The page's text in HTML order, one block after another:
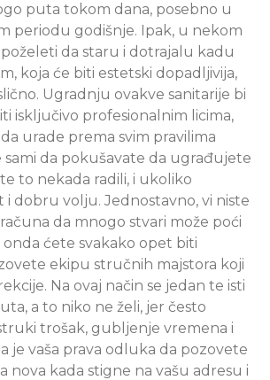
puta tokom dana, posebno u
periodu godišnje. Ipak, u nekom
da staru i dotrajalu kadu
koja će biti estetski dopadljivija,
Ugradnju ovakve sanitarije bi
isključivo profesionalnim licima,
urade prema svim pravilima
da pokušavate da ugrađujete
to nekada radili, i ukoliko
i dobru volju. Jednostavno, vi niste
da mnogo stvari može poći
onda ćete svakako opet biti
ekipu stručnih majstora koji
Na ovaj način se jedan te isti
a to niko ne želi, jer često
trošak, gubljenje vremena i
je vaša prava odluka da pozovete
nova kada stigne na vašu adresu i